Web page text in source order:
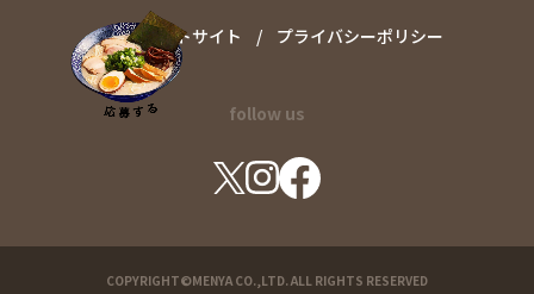
コーポレートサイト プライバシーポリシー
follow us
COPYRIGHT©MENYA CO.,LTD. ALL RIGHTS RESERVED